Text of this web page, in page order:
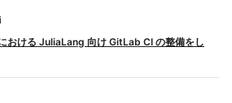
おける JuliaLang 向け GitLab CI の整備をし